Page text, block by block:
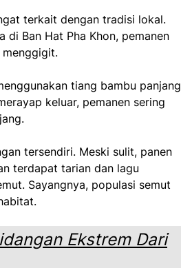
terkait dengan tradisi lokal.
Ban Hat Pha Khon, pemanen
tiang bambu panjang
keluar, pemanen sering
tersendiri. Meski sulit, panen
terdapat tarian dan lagu
Sayangnya, populasi semut
Ekstrem Dari